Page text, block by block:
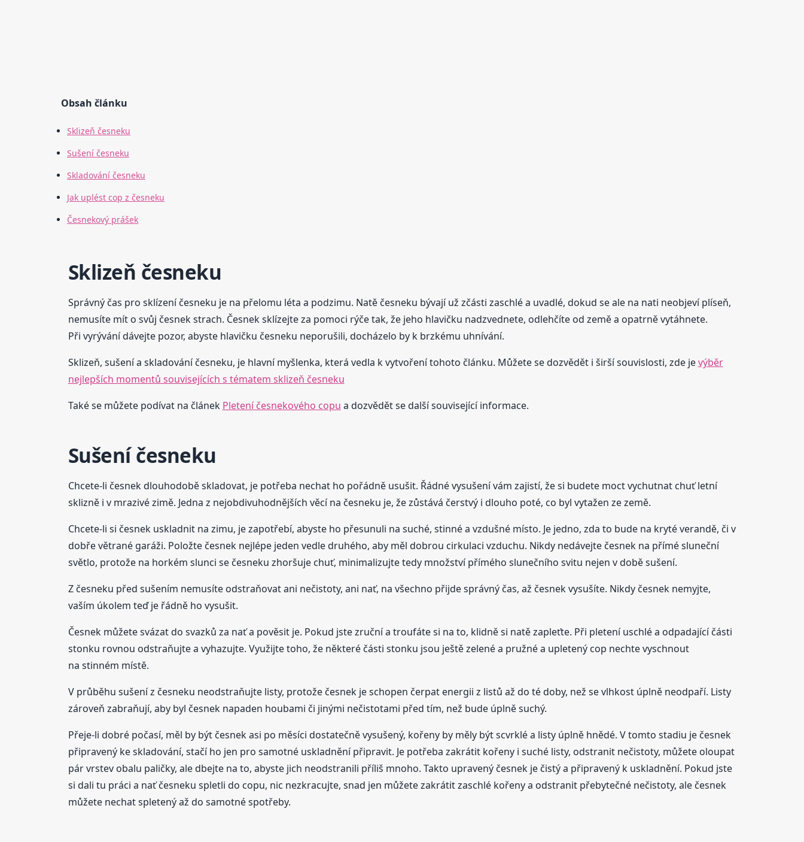
Obsah článku
Sklizeň česneku
Sušení česneku
Skladování česneku
Jak uplést cop z česneku
Česnekový prášek
Sklizeň česneku
Správný čas pro sklízení česneku je na přelomu léta a podzimu. Natě česneku bývají už zčásti zaschlé a uvadlé, dokud se ale na nati neobjeví plíseň,
nemusíte mít o svůj česnek strach. Česnek sklízejte za pomoci rýče tak, že jeho hlavičku nadzvednete, odlehčíte od země a opatrně vytáhnete.
Při vyrývání dávejte pozor, abyste hlavičku česneku neporušili, docházelo by k brzkému uhnívání.
Sklizeň, sušení a skladování česneku, je hlavní myšlenka, která vedla k vytvoření tohoto článku. Můžete se dozvědět i širší souvislosti, zde jevýběr
nejlepších momentů souvisejících s tématem sklizeň česneku
Také se můžete podívat na článek Pletení česnekového copu a dozvědět se další související informace.
Sušení česneku
Chcete-li česnek dlouhodobě skladovat, je potřeba nechat ho pořádně usušit. Řádné vysušení vám zajistí, že si budete moct vychutnat chuť letní
sklizně i v mrazivé zimě. Jedna z nejobdivuhodnějších věcí na česneku je, že zůstává čerstvý i dlouho poté, co byl vytažen ze země.
Chcete-li si česnek uskladnit na zimu, je zapotřebí, abyste ho přesunuli na suché, stinné a vzdušné místo. Je jedno, zda to bude na kryté verandě, či v
dobře větrané garáži. Položte česnek nejlépe jeden vedle druhého, aby měl dobrou cirkulaci vzduchu. Nikdy nedávejte česnek na přímé sluneční
světlo, protože na horkém slunci se česneku zhoršuje chuť, minimalizujte tedy množství přímého slunečního svitu nejen v době sušení.
Z česneku před sušením nemusíte odstraňovat ani nečistoty, ani nať, na všechno přijde správný čas, až česnek vysušíte. Nikdy česnek nemyjte,
vaším úkolem teď je řádně ho vysušit.
Česnek můžete svázat do svazků za nať a pověsit je. Pokud jste zruční a troufáte si na to, klidně si natě zapleťte. Při pletení uschlé a odpadající části
stonku rovnou odstraňujte a vyhazujte. Využijte toho, že některé části stonku jsou ještě zelené a pružné a upletený cop nechte vyschnout
na stinném místě.
V průběhu sušení z česneku neodstraňujte listy, protože česnek je schopen čerpat energii z listů až do té doby, než se vlhkost úplně neodpaří. Listy
zároveň zabraňují, aby byl česnek napaden houbami či jinými nečistotami před tím, než bude úplně suchý.
Přeje-li dobré počasí, měl by být česnek asi po měsíci dostatečně vysušený, kořeny by měly být scvrklé a listy úplně hnědé. V tomto stadiu je česnek
připravený ke skladování, stačí ho jen pro samotné uskladnění připravit. Je potřeba zakrátit kořeny i suché listy, odstranit nečistoty, můžete oloupat
pár vrstev obalu paličky, ale dbejte na to, abyste jich neodstranili příliš mnoho. Takto upravený česnek je čistý a připravený k uskladnění. Pokud jste
si dali tu práci a nať česneku spletli do copu, nic nezkracujte, snad jen můžete zakrátit zaschlé kořeny a odstranit přebytečné nečistoty, ale česnek
můžete nechat spletený až do samotné spotřeby.